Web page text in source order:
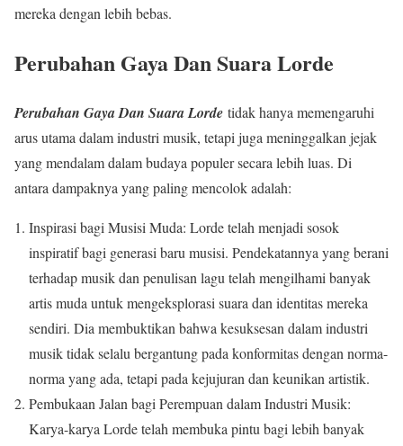
mereka dengan lebih bebas.
Perubahan Gaya Dan Suara Lorde
Perubahan Gaya Dan Suara Lorde tidak hanya memengaruhi
arus utama dalam industri musik, tetapi juga meninggalkan jejak
yang mendalam dalam budaya populer secara lebih luas. Di
antara dampaknya yang paling mencolok adalah:
Inspirasi bagi Musisi Muda: Lorde telah menjadi sosok
inspiratif bagi generasi baru musisi. Pendekatannya yang berani
terhadap musik dan penulisan lagu telah mengilhami banyak
artis muda untuk mengeksplorasi suara dan identitas mereka
sendiri. Dia membuktikan bahwa kesuksesan dalam industri
musik tidak selalu bergantung pada konformitas dengan norma-
norma yang ada, tetapi pada kejujuran dan keunikan artistik.
Pembukaan Jalan bagi Perempuan dalam Industri Musik:
Karya-karya Lorde telah membuka pintu bagi lebih banyak